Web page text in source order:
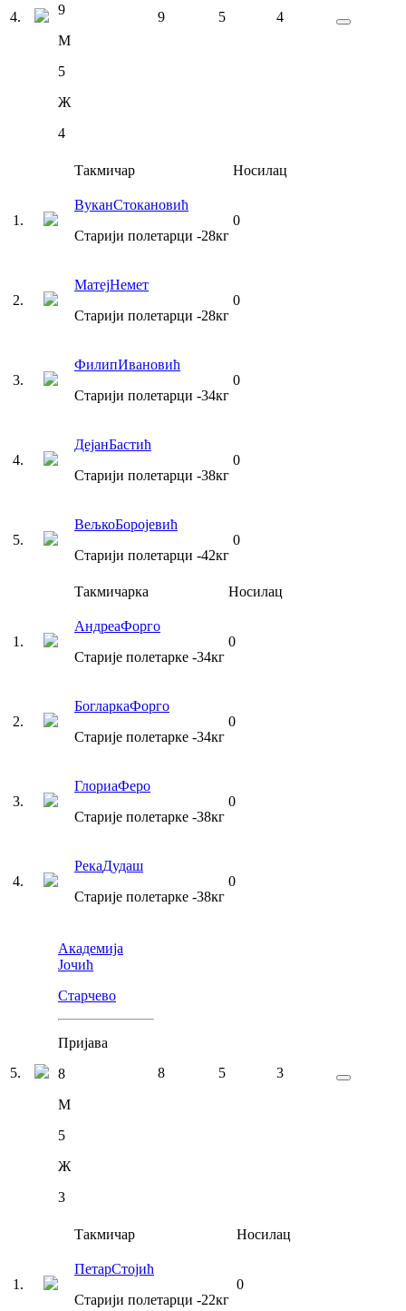
4.
9
М
5
Ж
4
9 5 4
Такмичар Носилац
1 .
ВуканСтокановић
Старији полетарци -28кг
0
2.
МатејНемет
Старији полетарци -28кг
0
3.
ФилипИвановић
Старији полетарци -34кг
0
4.
ДејанБастић
Старији полетарци -38кг
0
5.
ВељкоБоројевић
Старији полетарци -42кг
0
Такмичарка Носилац
1 .
АндреаФорго
Старије полетарке -34кг
0
2.
БогларкаФорго
Старије полетарке -34кг
0
3.
ГлориаФеро
Старије полетарке -38кг
0
4.
РекаДудаш
Старије полетарке -38кг
0
5.
Академија
Јочић
Старчево
Пријава
8
М
5
Ж
3
8 5 3
Такмичар Носилац
1 .
ПетарСтојић
Старији полетарци -22кг
0